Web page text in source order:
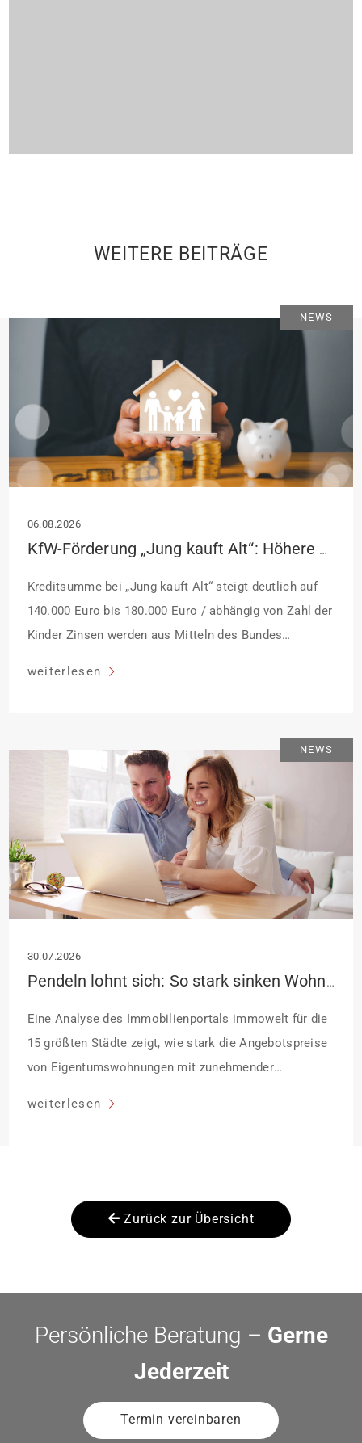
WEITERE BEITRÄGE
NEWS
06.08.2026
KfW-Förderung „Jung kauft Alt“: Höhere Kredite ab August 2026
Kreditsumme bei „Jung kauft Alt“ steigt deutlich auf
140.000 Euro bis 180.000 Euro / abhängig von Zahl der
Kinder Zinsen werden aus Mitteln des Bundes
Sanierung in Einzelmaßnahmen […]
weiterlesen
NEWS
30.07.2026
Pendeln lohnt sich: So stark sinken Wohnungspreise im Umland
Eine Analyse des Immobilienportals immowelt für die
15 größten Städte zeigt, wie stark die Angebotspreise
von Eigentumswohnungen mit zunehmender
weiterlesen
Zurück zur Übersicht
Persönliche Beratung – Gerne
Jederzeit
Termin vereinbaren